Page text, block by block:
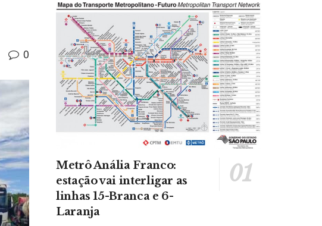
0
Metrô Anália Franco:
estação vai interligar as
linhas 15-Branca e 6-
Laranja